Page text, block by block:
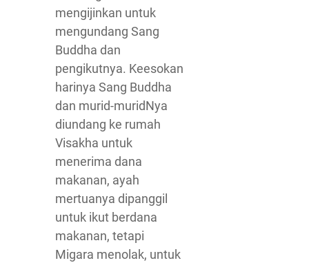
mengijinkan untuk
mengundang Sang
Buddha dan
pengikutnya. Keesokan
harinya Sang Buddha
dan murid-muridNya
diundang ke rumah
Visakha untuk
menerima dana
makanan, ayah
mertuanya dipanggil
untuk ikut berdana
makanan, tetapi
Migara menolak, untuk